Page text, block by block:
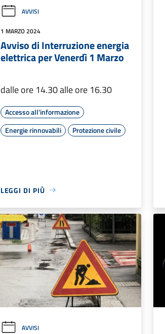
AVVISI
1 MARZO 2024
Avviso di Interruzione energia
elettrica per Venerdì 1 Marzo
dalle ore 14.30 alle ore 16.30
Accesso all'informazione
Energie rinnovabili
Protezione civile
LEGGI DI PIÙ
AVVISI